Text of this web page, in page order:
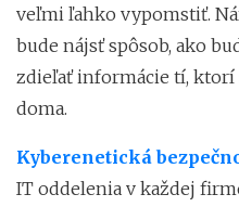
veľmi ľahko vypomstiť.
bude nájsť spôsob, ako
zdieľať informácie tí, ktorí
doma.
Kyberenetická
IT oddelenia v každej